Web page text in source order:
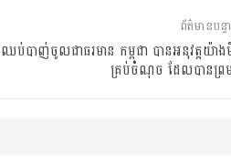
ព័ត៌មានបន្
បាញ់ចូលជាធរមាន កម្ពុជា បានអនុវត្តយ៉ាង
គ្រប់ចំណុច ដែលបានព្រ